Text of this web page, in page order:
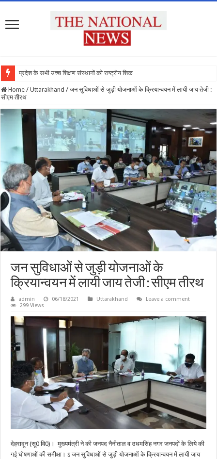
प्रदेश के सभी उच्च शिक्षण संस्थानों को राष्ट्रीय शिक्षा नीति के अ
Home / Uttarakhand / जन सुविधाओं से जुड़ी योजनाओं के क्रियान्वयन में लायी जाय तेजी :
सीएम तीरथ
जन सुविधाओं से जुड़ी योजनाओं के
क्रियान्वयन में लायी जाय तेजी : सीएम तीरथ
admin 06/18/2021 Uttarakhand
Leave a comment
299 Views
देहरादून (सू0 वि0)। मुख्यमंत्री ने की जनपद नैनीताल व उधमसिंह नगर जनपदों के लिये की
गई घोषणाओं की समीक्षा। ऽ जन सुविधाओं से जुड़ी योजनाओं के क्रियान्वयन में लायी जाय